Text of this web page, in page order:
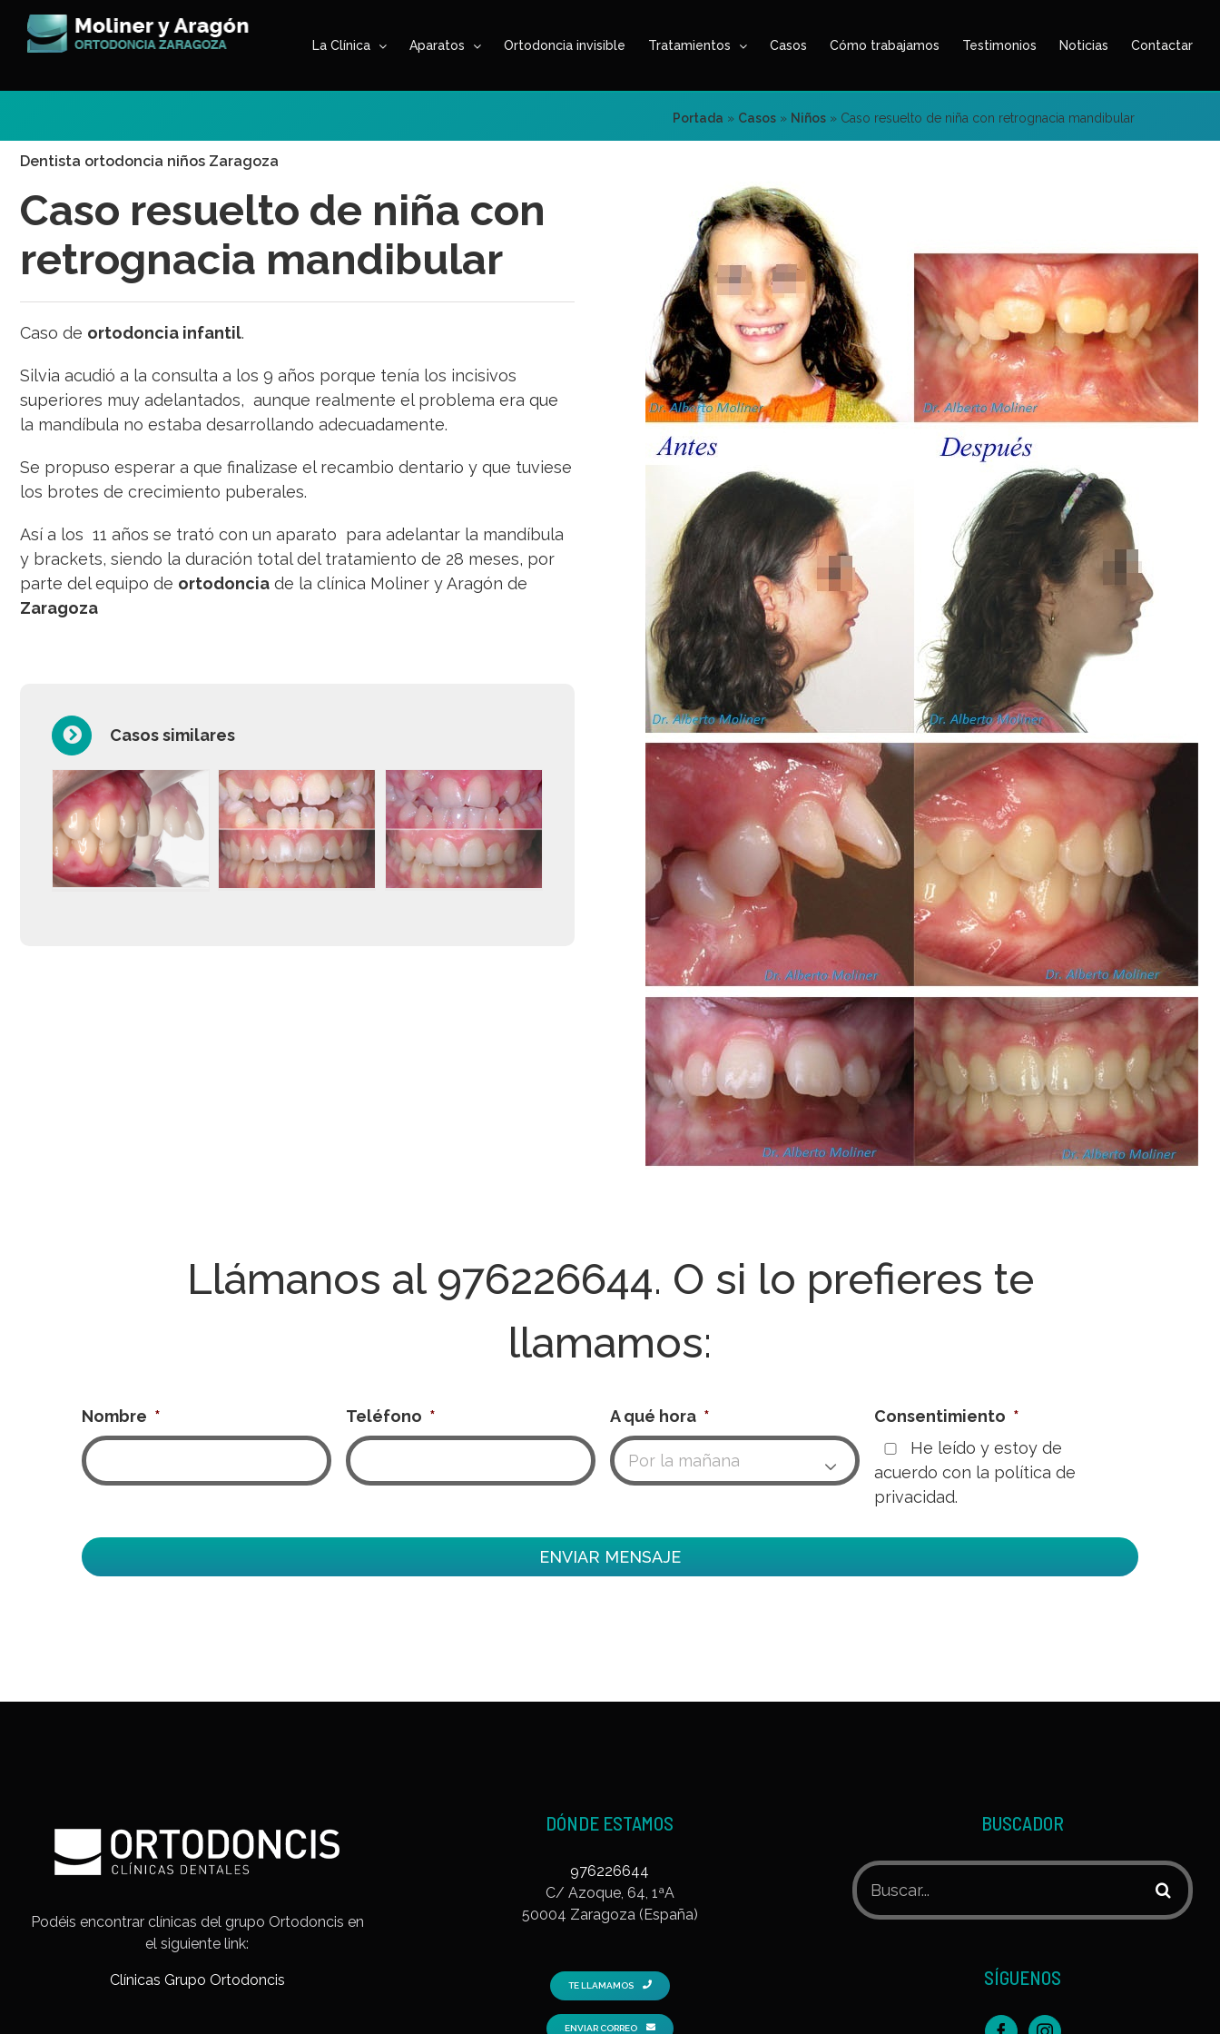
Saltar
La Clínica Aparatos Ortodoncia invisible Tratamientos Casos Cómo trabajamos Testimonios Noticias Contactar
Portada » Casos» Niños» Caso resuelto de niña con retrognacia mandibular
Dentista ortodoncia niños Zaragoza
Caso resuelto de niña con
retrognacia mandibular
Caso de ortodoncia infantil.
Silvia acudió a la consulta a los 9 años porque tenía los incisivos
superiores muy adelantados, aunque realmente el problema era que
la mandíbula no estaba desarrollando adecuadamente.
Se propuso esperar a que finalizase el recambio dentario y que tuviese
los brotes de crecimiento puberales.
Así a los 11 años se trató con un aparato para adelantar la mandíbula
y brackets, siendo la duración total del tratamiento de 28 meses, por
parte del equipo de ortodoncia de la clínica Moliner y Aragón de
Zaragoza
Casos similares
Llámanos al 976226644. O si lo prefieres te
llamamos:
Nombre * Teléfono * A qué hora *

Consentimiento *
He leído y estoy de
acuerdo con la política de
privacidad.
Podéis encontrar clínicas del grupo Ortodoncis en
el siguiente link:
Clínicas Grupo Ortodoncis
DÓNDE ESTAMOS
976226644
C/ Azoque, 64, 1ªA
50004 Zaragoza (España)
TE LLAMAMOS
ENVIAR CORREO
BUSCADOR
Buscar:
SÍGUENOS